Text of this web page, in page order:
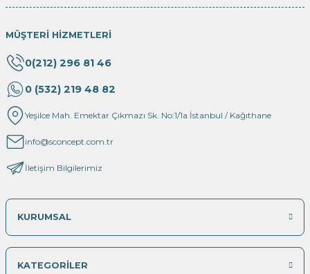
MÜŞTERİ HİZMETLERİ
0(212) 296 81 46
0 (532) 219 48 82
Yeşilce Mah. Emektar Çıkmazı Sk. No:1/1a İstanbul / Kağıthane
info@sconcept.com.tr
İletişim Bilgilerimiz
KURUMSAL
KATEGORİLER